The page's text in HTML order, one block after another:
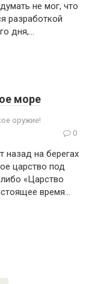
не мог, что
разработкой
дня,…
море
оружие!
0
назад на берегах
царство под
«Царство
вре­мя…